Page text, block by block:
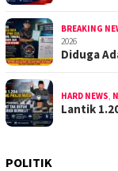
BREAKING
2026
Diduga
HARD NEWS
Lantik
POLITIK